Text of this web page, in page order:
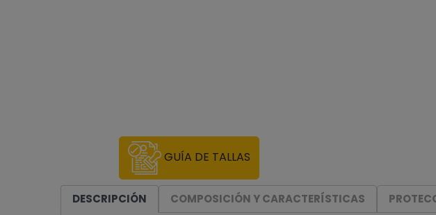
GUÍA DE TALLAS
DESCRIPCIÓN COMPOSICIÓN Y CARACTERÍSTICAS